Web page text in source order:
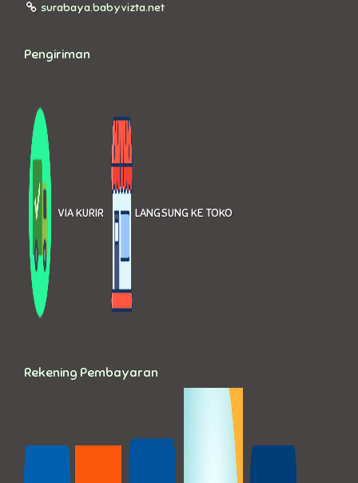
surabaya.babyvizta.net
Pengiriman
VIA KURIR LANGSUNG KE TOKO
Rekening Pembayaran